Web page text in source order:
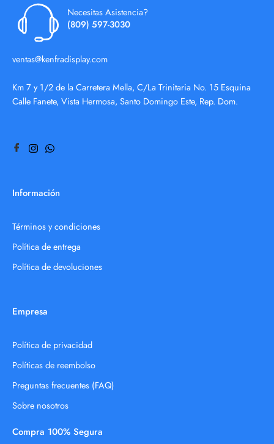
Necesitas Asistencia?
(809) 597-3030
ventas@kenfradisplay.com
Km 7 y 1/2 de la Carretera Mella, C/La Trinitaria No. 15 Esquina
Calle Fanete, Vista Hermosa, Santo Domingo Este, Rep. Dom.
Información
Términos y condiciones
Política de entrega
Política de devoluciones
Empresa
Política de privacidad
Políticas de reembolso
Preguntas frecuentes (FAQ)
Sobre nosotros
Compra 100% Segura